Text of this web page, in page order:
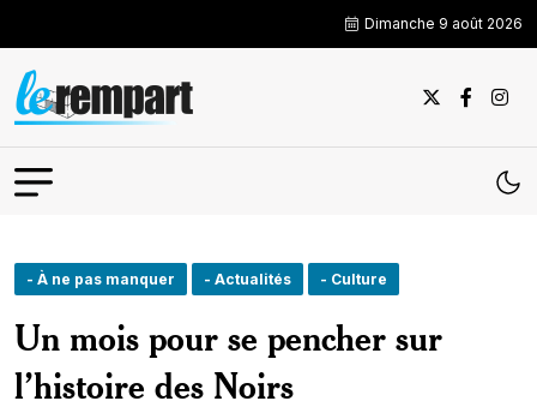
Dimanche 9 août 2026
- À ne pas manquer - Actualités - Culture
Un mois pour se pencher sur
l’histoire des Noirs